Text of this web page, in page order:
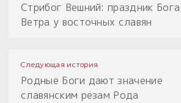
Стрибог Вешний: праздник Бога
Ветра у восточных славян
Следующая история
Родные Боги дают значение
славянским резам Рода